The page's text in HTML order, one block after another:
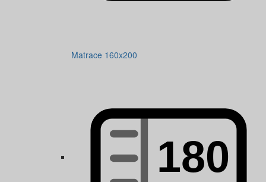
Matrace 160x200